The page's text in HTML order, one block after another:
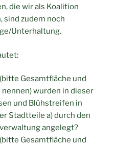
die wir als Koalition
zudem noch
Unterhaltung.
Gesamtfläche und
wurden in dieser
und Blühstreifen in
Stadtteile a) durch den
angelegt?
Gesamtfläche und